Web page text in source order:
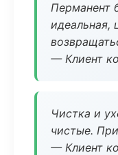
Перманент
идеальная,
— Клиент
Чистка и
чистые.
— Клиент